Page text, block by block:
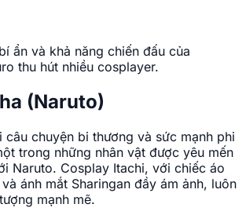
ẩn và khả năng chiến đấu của
thu hút nhiều cosplayer.
(Naruto)
câu chuyện bi thương và sức mạnh phi
trong những nhân vật được yêu mến
Naruto. Cosplay Itachi, với chiếc áo
ánh mắt Sharingan đầy ám ảnh, luôn
mạnh mẽ.